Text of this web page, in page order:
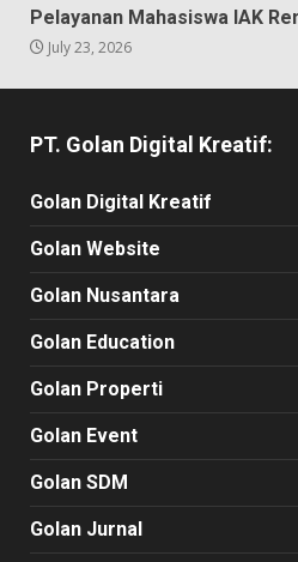
Pelayanan Mahasiswa IAK
July 23, 2026
PT. Golan Digital Kreatif:
Golan Digital Kreatif
Golan Website
Golan Nusantara
Golan Education
Golan Properti
Golan Event
Golan SDM
Golan Jurnal